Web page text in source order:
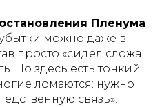
Пленума
убытки можно даже в
просто «сидел сложа
Но здесь есть тонкий
ломаются: нужно
связь».